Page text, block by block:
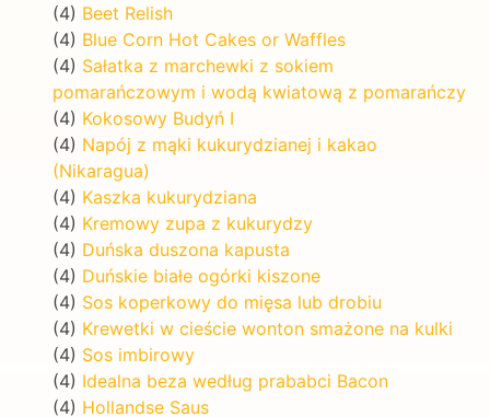
(4) Beet Relish
(4) Blue Corn Hot Cakes or Waffles
(4) Sałatka z marchewki z sokiem
pomarańczowym i wodą kwiatową z pomarańczy
(4) Kokosowy Budyń I
(4) Napój z mąki kukurydzianej i kakao
(Nikaragua)
(4) Kaszka kukurydziana
(4) Kremowy zupa z kukurydzy
(4) Duńska duszona kapusta
(4) Duńskie białe ogórki kiszone
(4) Sos koperkowy do mięsa lub drobiu
(4) Krewetki w cieście wonton smażone na kulki
(4) Sos imbirowy
(4) Idealna beza według prababci Bacon
(4) Hollandse Saus